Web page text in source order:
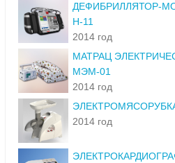
ДЕФИБРИЛЛЯТОР-
Н-11
2014 год
МАТРАЦ
МЭМ-01
2014 год
2014 год